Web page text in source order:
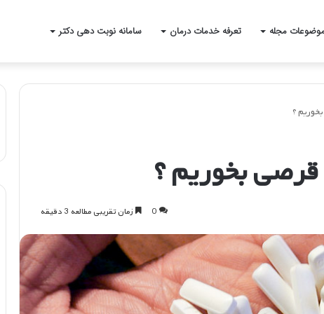
مجله تعرفه خدمات درمان سامانه نوبت دهی دکتر
؟
بخوریم ؟
0 زمان تقریبی مطالعه 3 دقیقه